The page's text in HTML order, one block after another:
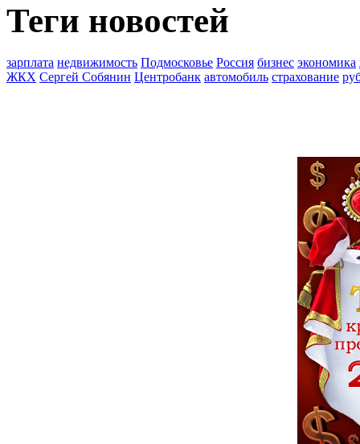
Теги новостей
зарплата недвижимость Подмосковье Россия бизнес экономика
ЖКХ Сергей Собянин Центробанк автомобиль страхование